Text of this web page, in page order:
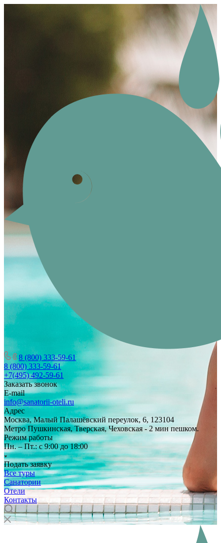
8 (800) 333-59-61
8 (800) 333-59-61
+7(495) 492-59-61
Заказать звонок
E-mail
info@sanatorii-oteli.ru
Адрес
Москва, Малый Палашёвский переулок, 6, 123104
Метро Пушкинская, Тверская, Чеховская - 2 мин пешком.
Режим работы
Пн. – Пт.: с 9:00 до 18:00
Подать заявку
Все туры
Санатории
Отели
Контакты